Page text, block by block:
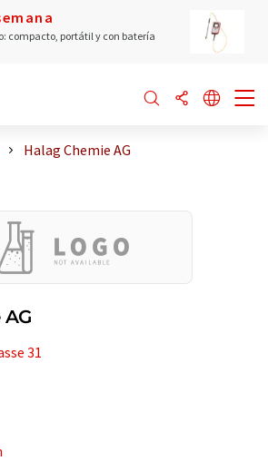
compacto, portátil y con batería
Halag Chemie AG
31